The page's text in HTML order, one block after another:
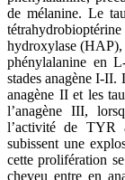
de mélanine. Le
hydroxylase (HAP),
phénylalanine en
stades anagène I-II.
anagène II et les
l’anagène III,
l’activité de TYR
subissent une
cette prolifération
cheveu entre en